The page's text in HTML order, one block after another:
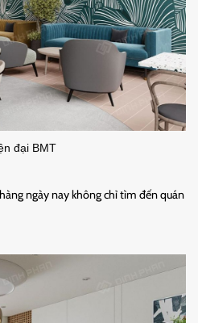
đại BMT
ngày nay không chỉ tìm đến quán